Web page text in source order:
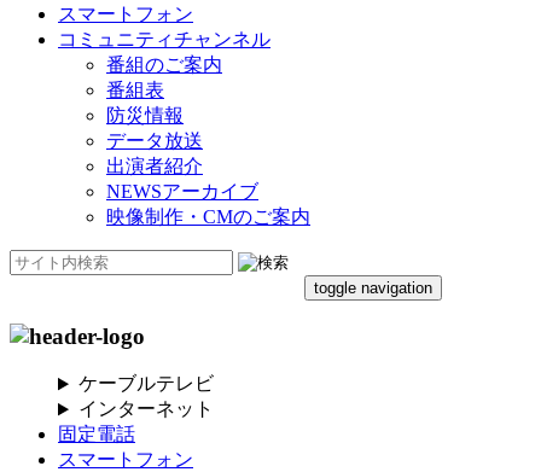
スマートフォン
コミュニティチャンネル
番組のご案内
番組表
防災情報
データ放送
出演者紹介
NEWSアーカイブ
映像制作・CMのご案内
toggle navigation
ケーブルテレビ
インターネット
固定電話
スマートフォン